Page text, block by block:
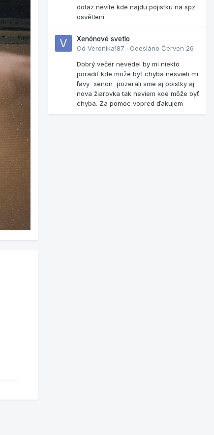
dotaz nevíte kde najdu pojistku na spz
osvětlení
Xenónové svetlo
Od Veronika187 · Odesláno Červen 26
Dobrý večer nevedel by mi niekto
poradiť kde može byť chyba nesvieti mi
ľavy xenon pozerali sme aj poistky aj
nova žiarovka tak neviem kde môže byť
chyba. Za pomoc vopred ďakujem